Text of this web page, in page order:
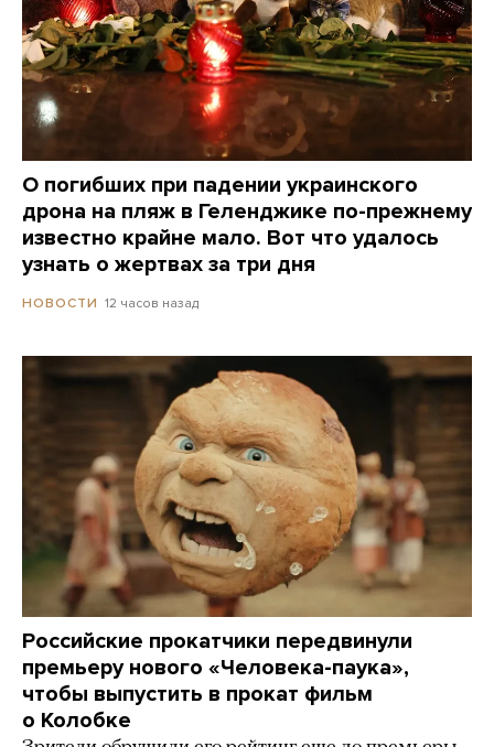
О погибших при падении украинского
дрона на пляж в Геленджике по-прежнему
известно крайне мало. Вот что удалось
узнать о жертвах за три дня
НОВОСТИ 12 часов назад
Российские прокатчики передвинули
премьеру нового «Человека-паука»,
чтобы выпустить в прокат фильм
о Колобке